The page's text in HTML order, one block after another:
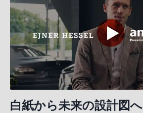
白紙から未来の設計図へ